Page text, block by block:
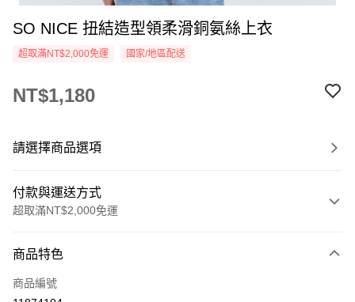
SO NICE 扭結造型領柔滑銅氨絲上衣
超取滿NT$2,000免運 國家/地區配送
NT$1,180
請選擇商品選項
付款與運送方式
超取滿NT$2,000免運
信用卡一次付款
超商取貨付款
商品特色
商品編號